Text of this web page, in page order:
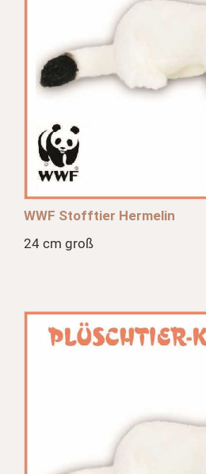
WWF Stofftier Hermelin
24 cm groß